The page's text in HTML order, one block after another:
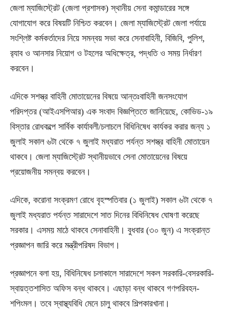
জেলা ম্যাজিস্ট্রেট (জেলা প্রশাসক) স্থানীয় সেনা কমান্ডারের সঙ্গে
যোগাযোগ করে বিষয়টি নিশ্চিত করবেন। জেলা ম্যাজিস্ট্রেট জেলা পর্যায়ে
সংশ্লিষ্ট কর্মকর্তাদের নিয়ে সমন্বয় সভা করে সেনাবাহিনী, বিজিবি, পুলিশ,
র‍্যাব ও আনসার নিয়োগ ও টহলের অধিক্ষেত্র, পদ্ধতি ও সময় নির্ধারণ
করবেন।
এদিকে সশস্ত্র বাহিনী মোতায়েনের বিষয়ে আন্তঃবাহিনী জনসংযোগ
পরিদপ্তর (আইএসপিআর) এক সংবাদ বিজ্ঞপ্তিতে জানিয়েছে, কোভিড-১৯
বিস্তার রোধকল্পে সার্বিক কার্যাবলী/চলাচলে বিধিনিষেধ কার্যকর করার জন্য ১
জুলাই সকাল ৬টা থেকে ৭ জুলাই মধ্যরাত পর্যন্ত সশস্ত্র বাহিনী মোতায়েন
থাকবে। জেলা ম্যাজিস্ট্রেট স্থানীয়ভাবে সেনা মোতায়েনের বিষয়ে
প্রয়োজনীয় সমন্বয় করবেন।
এদিকে, করোনা সংক্রমণ রোধে বৃহস্পতিবার (১ জুলাই) সকাল ৬টা থেকে ৭
জুলাই মধ্যরাত পর্যন্ত সারাদেশে সাত দিনের বিধিনিষেধ ঘোষণা করেছে
সরকার। এসময় মাঠে থাকবে সেনাবাহিনী। বুধবার (৩০ জুন) এ সংক্রান্ত
প্রজ্ঞাপন জারি করে মন্ত্রীপরিষদ বিভাগ।
প্রজ্ঞাপনে বলা হয়, বিধিনিষেধ চলাকালে সারাদেশে সকল সরকারি-বেসরকারি-
স্বায়ত্তশাসিত অফিস বন্ধ থাকবে। এছাড়া বন্ধ থাকবে গণপরিবহন-
শপিংমল। তবে স্বাস্থ্যবিধি মেনে চালু থাকবে শিল্পকারখানা।